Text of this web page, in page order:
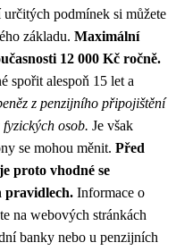
podmínek si můžete
základu. Maximální
12 000 Kč ročně.
spořit alespoň 15 let a
z penzijního připojištění
osob. Je však
se mohou měnit. Před
proto vhodné se
pravidlech. Informace o
na webových stránkách
banky nebo u penzijních